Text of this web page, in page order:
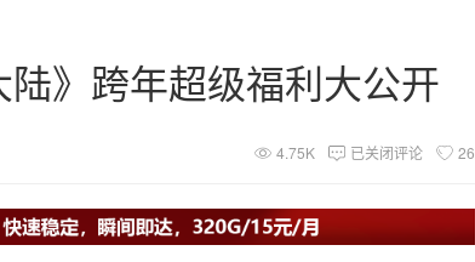
》跨年超级福利大公开
4.75K 已关闭评论 26